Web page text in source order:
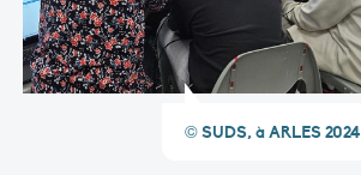
© SUDS, à ARLES 2024